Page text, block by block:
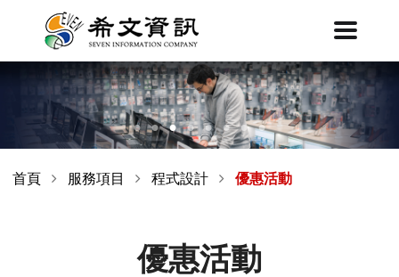
首頁 服務項目 程式設計 優惠活動
優惠活動